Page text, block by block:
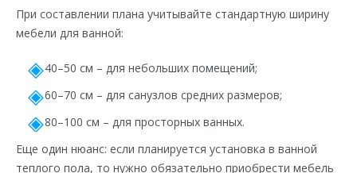
При составлении плана учитывайте стандартную ширину
мебели для ванной:
40–50 см – для небольших помещений;
60–70 см – для санузлов средних размеров;
80–100 см – для просторных ванных.
Еще один нюанс: если планируется установка в ванной
теплого пола, то нужно обязательно приобрести мебель